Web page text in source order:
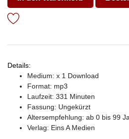
Details:
Medium: x 1 Download
Format: mp3
Laufzeit: 331 Minuten
Fassung: Ungekürzt
Altersempfehlung: ab 0 bis 99
Verlag: Eins A Medien